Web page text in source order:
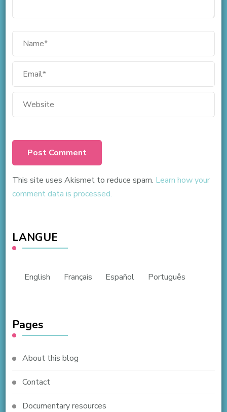
This site uses Akismet to reduce spam. Learn how your
comment data is processed.
LANGUE
English Français Español Português
Pages
About this blog
Contact
Documentary resources